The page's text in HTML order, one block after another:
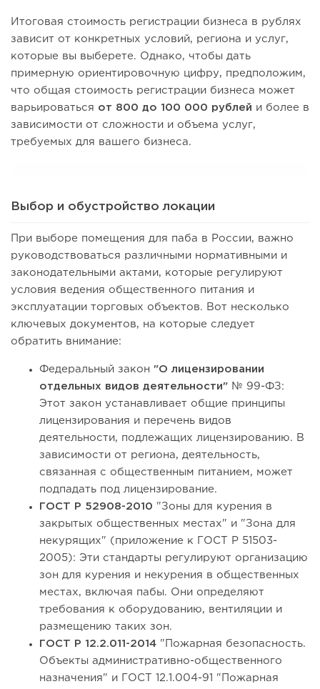
Итоговая стоимость регистрации бизнеса в рублях
зависит от конкретных условий, региона и услуг,
которые вы выберете. Однако, чтобы дать
примерную ориентировочную цифру, предположим,
что общая стоимость регистрации бизнеса может
варьироваться от 800 до 100 000 рублей и более в
зависимости от сложности и объема услуг,
требуемых для вашего бизнеса.
Выбор и обустройство локации
При выборе помещения для паба в России, важно
руководствоваться различными нормативными и
законодательными актами, которые регулируют
условия ведения общественного питания и
эксплуатации торговых объектов. Вот несколько
ключевых документов, на которые следует
обратить внимание:
Федеральный закон "О лицензировании
отдельных видов деятельности" № 99-ФЗ:
Этот закон устанавливает общие принципы
лицензирования и перечень видов
деятельности, подлежащих лицензированию. В
зависимости от региона, деятельность,
связанная с общественным питанием, может
подпадать под лицензирование.
ГОСТ Р 52908-2010 "Зоны для курения в
закрытых общественных местах" и "Зона для
некурящих" (приложение к ГОСТ Р 51503-
2005): Эти стандарты регулируют организацию
зон для курения и некурения в общественных
местах, включая пабы. Они определяют
требования к оборудованию, вентиляции и
размещению таких зон.
ГОСТ Р 12.2.011-2014 "Пожарная безопасность.
Объекты административно-общественного
назначения" и ГОСТ 12.1.004-91 "Пожарная